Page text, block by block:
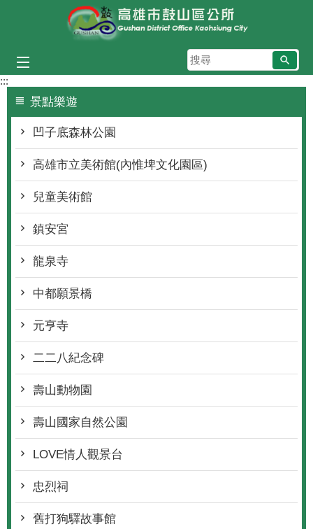
跳到主要內容區塊
搜
尋
:::
景點樂遊
凹子底森林公園
高雄市立美術館(內惟埤文化園區)
兒童美術館
鎮安宮
龍泉寺
中都願景橋
元亨寺
二二八紀念碑
壽山動物園
壽山國家自然公園
LOVE情人觀景台
忠烈祠
舊打狗驛故事館